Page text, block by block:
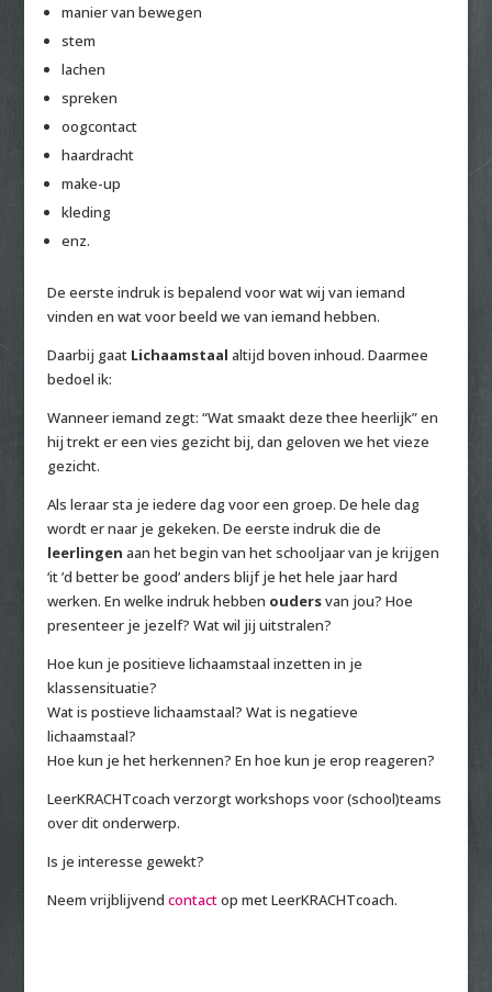
manier van bewegen
stem
lachen
spreken
oogcontact
haardracht
make-up
kleding
enz.
De eerste indruk is bepalend voor wat wij van iemand
vinden en wat voor beeld we van iemand hebben.
Daarbij gaat Lichaamstaal altijd boven inhoud. Daarmee
bedoel ik:
Wanneer iemand zegt: “Wat smaakt deze thee heerlijk” en
hij trekt er een vies gezicht bij, dan geloven we het vieze
gezicht.
Als leraar sta je iedere dag voor een groep. De hele dag
wordt er naar je gekeken. De eerste indruk die de
leerlingen aan het begin van het schooljaar van je krijgen
‘it ’d better be good’ anders blijf je het hele jaar hard
werken. En welke indruk hebben oudersvan jou? Hoe
presenteer je jezelf? Wat wil jij uitstralen?
Hoe kun je positieve lichaamstaal inzetten in je
klassensituatie?
Wat is postieve lichaamstaal? Wat is negatieve
lichaamstaal?
Hoe kun je het herkennen? En hoe kun je erop reageren?
LeerKRACHTcoach verzorgt workshops voor (school)teams
over dit onderwerp.
Is je interesse gewekt?
Neem vrijblijvend contactop met LeerKRACHTcoach.